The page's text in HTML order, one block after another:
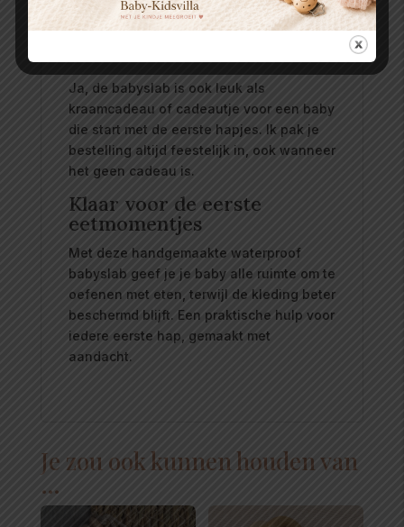
knoeien.
Ja, de babyslab is ook leuk als
kraamcadeau of cadeautje voor een baby
die start met de eerste hapjes. Ik pak je
bestelling altijd feestelijk in, ook wanneer
het geen cadeau is.
Klaar voor de eerste
eetmomentjes
Met deze handgemaakte waterproof
babyslab geef je je baby alle ruimte om te
oefenen met eten, terwijl de kleding beter
beschermd blijft. Een praktische hulp voor
iedere eerste hap, gemaakt met
aandacht.
Je zou ook kunnen houden van
…